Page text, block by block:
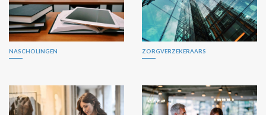
NASCHOLINGEN ZORGVERZEKERAARS